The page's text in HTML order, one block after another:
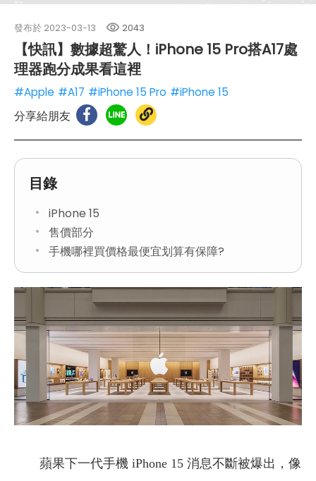
發布於 2023-03-13 2043
【快訊】數據超驚人！iPhone 15 Pro搭A17處
理器跑分成果看這裡
#Apple #A17 #iPhone 15 Pro #iPhone 15
分享給朋友
目錄
iPhone 15
售價部分
手機哪裡買價格最便宜划算有保障?
蘋果下一代手機 iPhone 15 消息不斷被爆出，像